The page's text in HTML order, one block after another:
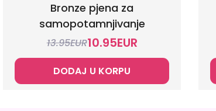
Bronze pjena za
samopotamnjivanje
13.95EUR10.95EUR
DODAJ U KORPU